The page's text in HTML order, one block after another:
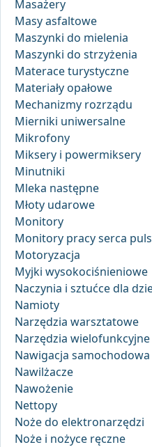
Masażery
Masy asfaltowe
Maszynki do mielenia
Maszynki do strzyżenia
Materace turystyczne
Materiały opałowe
Mechanizmy rozrządu
Mierniki uniwersalne
Mikrofony
Miksery i powermiksery
Minutniki
Mleka następne
Młoty udarowe
Monitory
Monitory pracy serca
Motoryzacja
Myjki wysokociśnieniowe
Naczynia i sztućce dla
Namioty
Narzędzia warsztatowe
Narzędzia wielofunkcyjne
Nawigacja samochodowa
Nawilżacze
Nawożenie
Nettopy
Noże do elektronarzędzi
Noże i nożyce ręczne